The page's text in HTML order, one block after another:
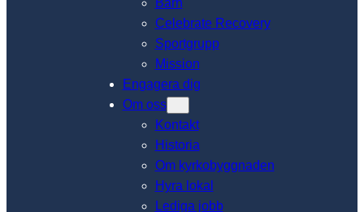
Celebrate Recovery
Sportgrupp
Mission
Engagera dig
Om oss
Kontakt
Historia
Om kyrkobyggnaden
Hyra lokal
Lediga jobb